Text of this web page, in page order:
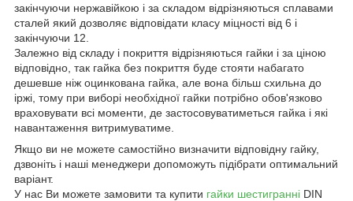
закінчуючи нержавійкою і за складом відрізняються сплавами
сталей який дозволяє відповідати класу міцності від 6 і
закінчуючи 12.
Залежно від складу і покриття відрізняються гайки і за ціною
відповідно, так гайка без покриття буде стояти набагато
дешевше ніж оцинкована гайка, але вона більш схильна до
іржі, тому при виборі необхідної гайки потрібно обов'язково
враховувати всі моменти, де застосовуватиметься гайка і які
навантаження витримуватиме.
Якщо ви не можете самостійно визначити відповідну гайку,
дзвоніть і наші менеджери допоможуть підібрати оптимальний
варіант.
У нас Ви можете замовити та купити гайки шестигранні DIN